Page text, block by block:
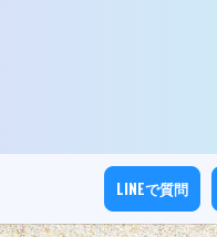
LINEで質問